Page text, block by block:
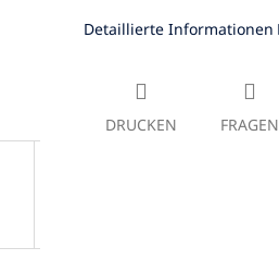
Detaillierte Informationen
DRUCKEN FRAGEN